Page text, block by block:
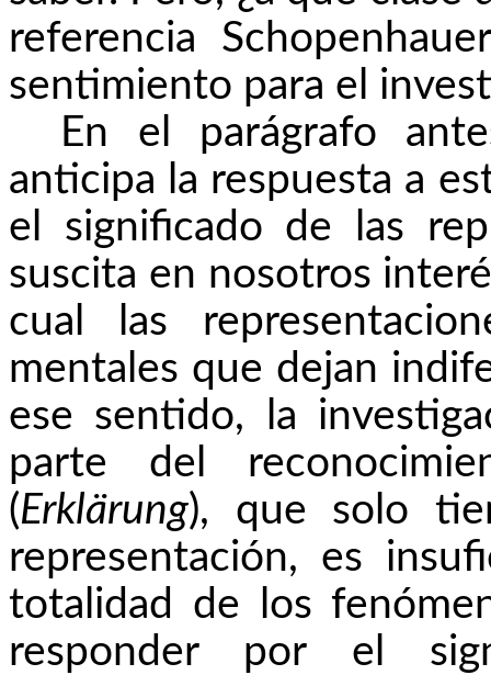
referencia
sentimiento para el
En el parágrafo
anticipa la respuesta a
el significado de las
suscita en nosotros
cual las
mentales que dejan
ese sentido, la
parte del
(Erklärung), que solo
representación, es
totalidad de los
responder por el